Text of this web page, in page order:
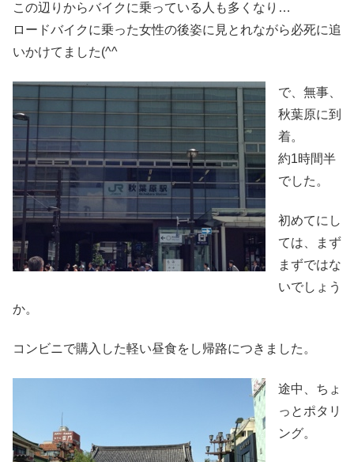
この辺りからバイクに乗っている人も多くなり…
ロードバイクに乗った女性の後姿に見とれながら必死に追
いかけてました(^^ゞ
で、無事、
秋葉原に到
着。
約1時間半
でした。
初めてにし
ては、まず
まずではな
いでしょう
か。
コンビニで購入した軽い昼食をし帰路につきました。
途中、ちょ
っとポタリ
ング。